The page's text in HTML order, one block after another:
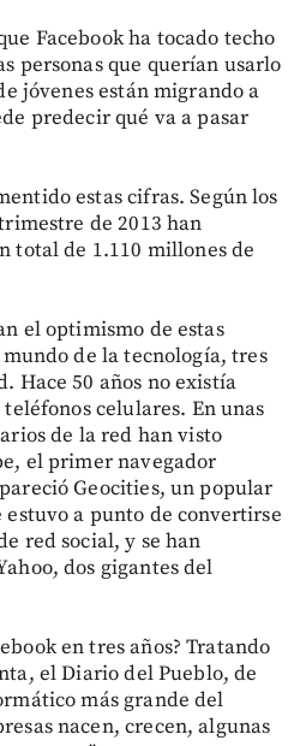
Facebook ha tocado techo
personas que querían usarlo
jóvenes están migrando a
predecir qué va a pasar
estas cifras. Según los
de 2013 han
total de 1.110 millones de
el optimismo de estas
de la tecnología, tres
Hace 50 años no existía
celulares. En unas
de la red han visto
el primer navegador
Geocities, un popular
estuvo a punto de convertirse
red social, y se han
dos gigantes del
en tres años? Tratando
el Diario del Pueblo, de
más grande del
nacen, crecen, algunas